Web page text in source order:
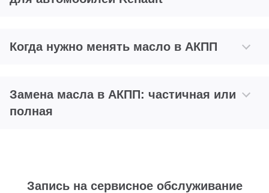
Когда нужно менять масло в АКПП
Замена масла в АКПП: частичная или
полная
Запись на сервисное обслуживание